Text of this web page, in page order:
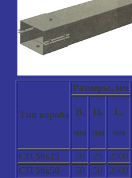
Тип короба
Размеры, мм
В,
мм
Н,
мм
L,
мм
СП 50х25 50 25 2000
СП 50х50
50 50 2000